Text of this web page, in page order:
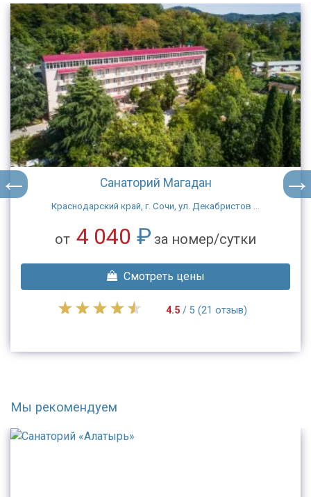
Санаторий Магадан
Краснодарский край, г. Сочи, ул. Декабристов ...
от 4 040 ₽ за номер/сутки
Смотреть цены
4.5/ 5 (21 отзыв)
Мы рекомендуем